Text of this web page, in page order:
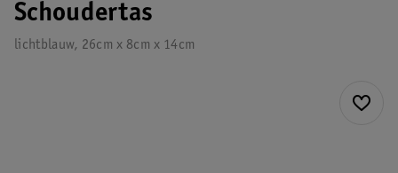
Schoudertas
lichtblauw, 26cm x 8cm x 14cm